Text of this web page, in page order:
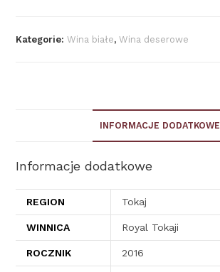
Kategorie:Wina białe,Wina deserowe
INFORMACJE DODATKOWE
Informacje dodatkowe
REGION Tokaj
WINNICA Royal Tokaji
ROCZNIK 2016